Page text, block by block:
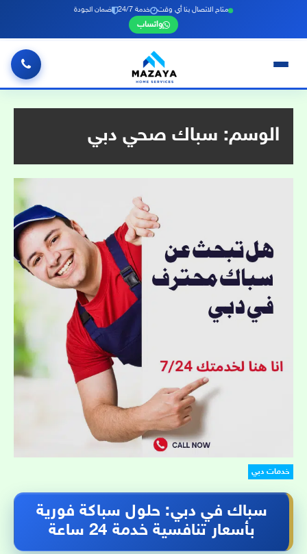
متاح الاتصال بنا أي وقت خدمة 24/7 ضمان الجودة
واتساب
الوسم: سباك صحي دبي
خدمات دبي
سباك في دبي: حلول سباكة فورية
بأسعار تنافسية خدمة 24 ساعة